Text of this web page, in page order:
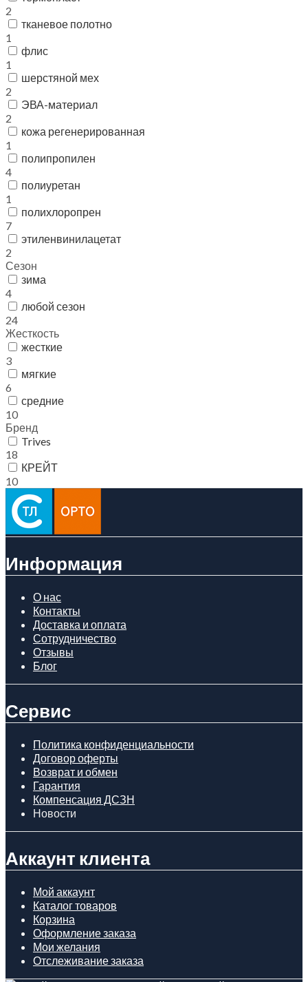
2
тканевое полотно
1
флис
1
шерстяной мех
2
ЭВА-материал
2
кожа регенерированная
1
полипропилен
4
полиуретан
1
полихлоропрен
7
этиленвинилацетат
2
Сезон
зима
4
любой сезон
24
Жесткость
жесткие
3
мягкие
6
средние
10
Бренд
Trives
18
КРЕЙТ
10
Информация
О нас
Контакты
Доставка и оплата
Сотрудничество
Отзывы
Блог
Сервис
Политика конфиденциальности
Договор оферты
Возврат и обмен
Гарантия
Компенсация ДСЗН
Новости
Аккаунт клиента
Мой аккаунт
Каталог товаров
Корзина
Оформление заказа
Мои желания
Отслеживание заказа